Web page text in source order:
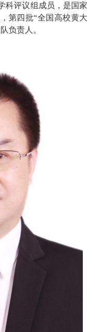
科评议组成员，是国家
第四批“全国高校黄大
负责人。